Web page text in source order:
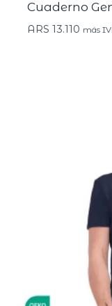
Cuaderno
ARS 13.110 más